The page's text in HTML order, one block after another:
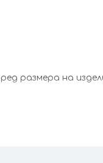
размера на